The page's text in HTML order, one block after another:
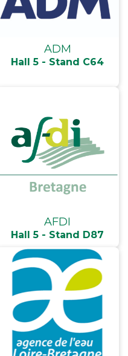
ADM
Hall 5 - Stand C64
AFDI
Hall 5 - Stand D87